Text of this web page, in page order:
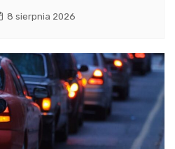
8 sierpnia 2026